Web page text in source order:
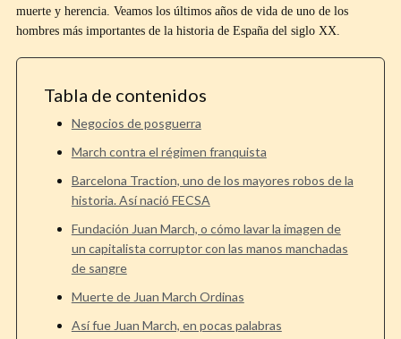
muerte y herencia. Veamos los últimos años de vida de uno de los
hombres más importantes de la historia de España del siglo XX.
Tabla de contenidos
Negocios de posguerra
March contra el régimen franquista
Barcelona Traction, uno de los mayores robos de la
historia. Así nació FECSA
Fundación Juan March, o cómo lavar la imagen de
un capitalista corruptor con las manos manchadas
de sangre
Muerte de Juan March Ordinas
Así fue Juan March, en pocas palabras